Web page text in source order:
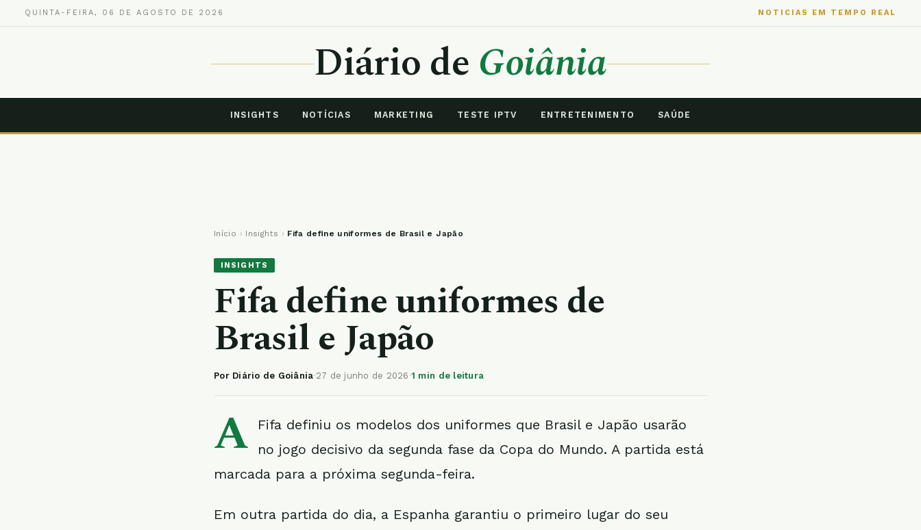
QUINTA-FEIRA, 06 DE AGOSTO DE 2026 NOTICIAS EM TEMPO REAL
Diário deGoiânia
INSIGHTS NOTÍCIAS MARKETING TESTE IPTV ENTRETENIMENTO SAÚDE
Início › Insights › Fifa define uniformes de Brasil e Japão
INSIGHTS
Fifa define uniformes de
Brasil e Japão
Por Diário de Goiânia·27 de junho de 2026 ·1 min de leitura
A
Fifa definiu os modelos dos uniformes que Brasil e Japão usarão
no jogo decisivo da segunda fase da Copa do Mundo. A partida está
marcada para a próxima segunda-feira.
Em outra partida do dia, a Espanha garantiu o primeiro lugar do seu